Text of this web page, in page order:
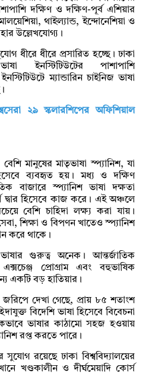
দক্ষিণ ও দক্ষিণ-পূর্ব এশিয়ার
থাইল্যান্ড, ইন্দোনেশিয়া ও
উল্লেখযোগ্য।
ধীরে ধীরে প্রসারিত হচ্ছে। ঢাকা
ইনস্টিটিউটের পাশাপাশি
ম্যান্ডারিন চাইনিজ ভাষা
২৯ স্কলারশিপের অফিশিয়াল
মানুষের মাতৃভাষা স্প্যানিশ, যা
ব্যবহৃত হয়। মধ্য ও দক্ষিণ
বাজারে স্প্যানিশ ভাষা দক্ষতা
হিসেবে কাজ করে। এই অঞ্চলে
বেশি চাহিদা লক্ষ্য করা যায়।
শিক্ষা ও বিপণন খাতেও স্প্যানিশ
করে থাকে।
ভাষার গুরুত্ব অনেক। আন্তর্জাতিক
প্রোগ্রাম এবং বহুভাষিক
একটি বড় হাতিয়ার।
দেখা গেছে, প্রায় ৮৫ শতাংশ
বিদেশি ভাষা হিসেবে বিবেচনা
ভাষার কাঠামো সহজ হওয়ায়
রপ্ত করতে পারে।
সুযোগ রয়েছে ঢাকা বিশ্ববিদ্যালয়ের
খণ্ডকালীন ও দীর্ঘমেয়াদি কোর্স